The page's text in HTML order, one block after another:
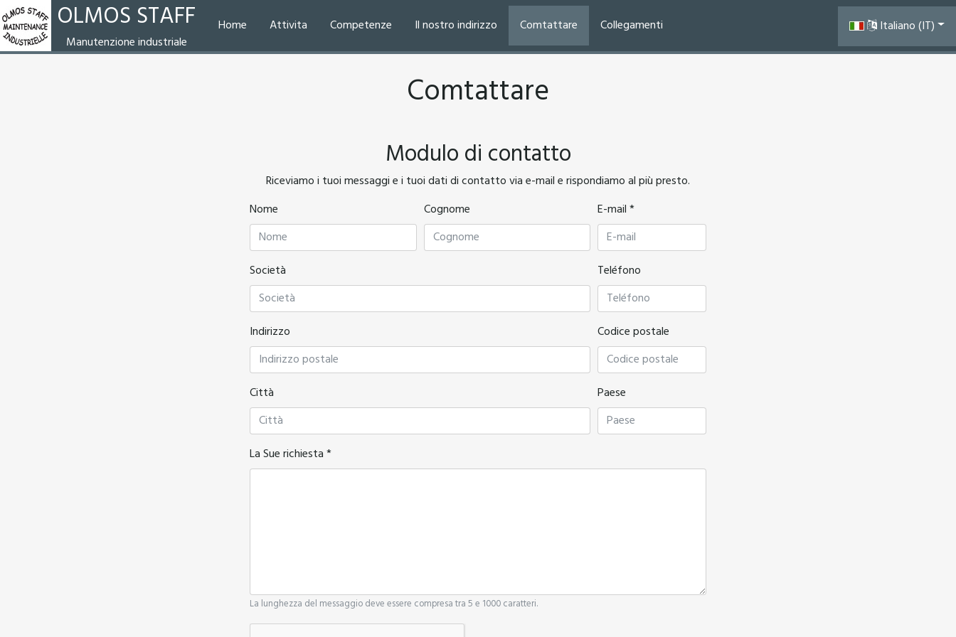
OLMOS STAFF
Manutenzione industriale
Home Attivita Competenze Il nostro indirizzo Comtattare Collegamenti Italiano (IT)
Comtattare
Modulo di contatto
Riceviamo i tuoi messaggi e i tuoi dati di contatto via e-mail e rispondiamo al più presto.
Nome
Cognome E-mail *
Società Teléfono
Indirizzo Codice postale
Città Paese
La Sue richiesta *
La lunghezza del messaggio deve essere compresa tra 5 e 1000 caratteri.